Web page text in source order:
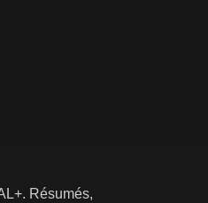
Résumés,